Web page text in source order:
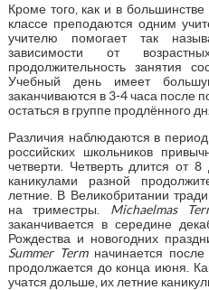
Кроме того, как и в
классе преподаются одним
учителю помогает так
зависимости от
продолжительность занятия
Учебный день имеет
заканчиваются в 3-4 часа после
остаться в группе продлённого
Различия наблюдаются в
российских школьников
четверти. Четверть длится от
каникулами разной
летние. В Великобритании
на триместры. Michaelmas
заканчивается в середине
Рождества и новогодних
Summer Termначинается
продолжается до конца июня.
учатся дольше, их летние